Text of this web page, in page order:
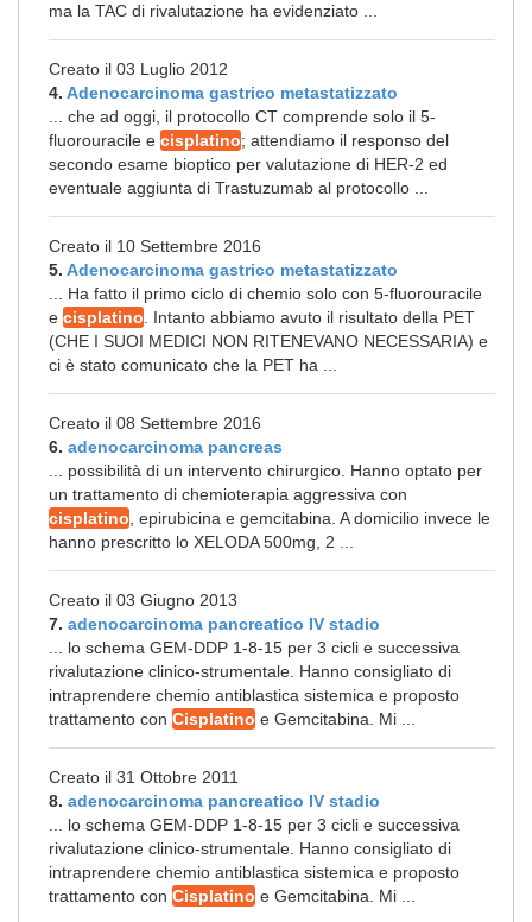
ma la TAC di rivalutazione ha evidenziato ...
Creato il 03 Luglio 2012
4. Adenocarcinoma gastrico metastatizzato
... che ad oggi, il protocollo CT comprende solo il 5-
fluorouracile e cisplatino; attendiamo il responso del
secondo esame bioptico per valutazione di HER-2 ed
eventuale aggiunta di Trastuzumab al protocollo ...
Creato il 10 Settembre 2016
5. Adenocarcinoma gastrico metastatizzato
... Ha fatto il primo ciclo di chemio solo con 5-fluorouracile
e cisplatino . Intanto abbiamo avuto il risultato della PET
(CHE I SUOI MEDICI NON RITENEVANO NECESSARIA) e
ci è stato comunicato che la PET ha ...
Creato il 08 Settembre 2016
6. adenocarcinoma pancreas
... possibilità di un intervento chirurgico. Hanno optato per
un trattamento di chemioterapia aggressiva con
cisplatino , epirubicina e gemcitabina. A domicilio invece le
hanno prescritto lo XELODA 500mg, 2 ...
Creato il 03 Giugno 2013
7. adenocarcinoma pancreatico IV stadio
... lo schema GEM-DDP 1-8-15 per 3 cicli e successiva
rivalutazione clinico-strumentale. Hanno consigliato di
intraprendere chemio antiblastica sistemica e proposto
trattamento con Cisplatino e Gemcitabina. Mi ...
Creato il 31 Ottobre 2011
8. adenocarcinoma pancreatico IV stadio
... lo schema GEM-DDP 1-8-15 per 3 cicli e successiva
rivalutazione clinico-strumentale. Hanno consigliato di
intraprendere chemio antiblastica sistemica e proposto
trattamento con Cisplatino e Gemcitabina. Mi ...